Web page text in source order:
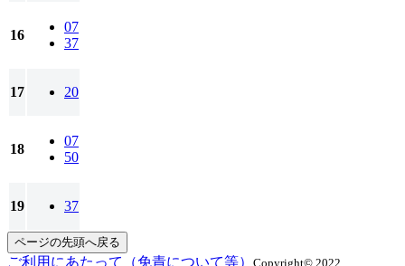
16
07
37
17 20
18
07
50
19 37
ページの先頭へ戻る
ご利用にあたって（免責について等） Copyright© 2022